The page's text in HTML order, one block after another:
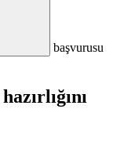
başvurusu